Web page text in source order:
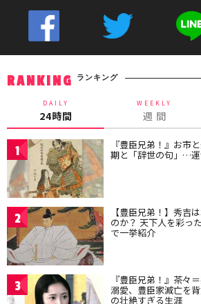
RANKING ランキング
DAILY
24時間
WEEKLY
週 間
1 『豊臣兄弟！』お市
期と「辞世の句」…
2 【豊臣兄弟！】秀吉
のか？ 天下人を彩っ
で一挙紹介
3 『豊臣兄弟！』茶々
溺愛、豊臣家滅亡を
の壮絶すぎる生涯